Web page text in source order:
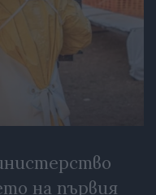
на първия